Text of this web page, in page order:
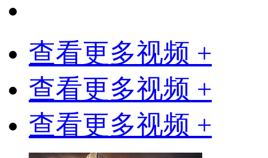
查看更多视频 +
查看更多视频 +
查看更多视频 +